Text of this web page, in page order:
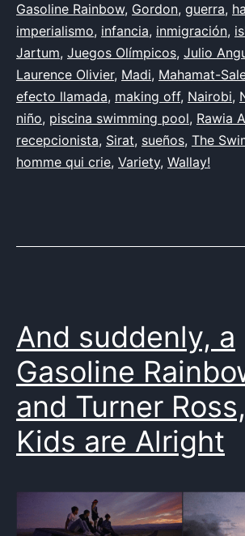
2026
Bélgica,
Chad,
Cox,
Dearden,
Egipto
España,
Francia,
Haroun,
Murnau,
Sembene
Sudán
UK,
USA,
vidral
Gasoline Rainbow, Gordon, guerra,
imperialismo, infancia, inmigración,
Jartum, Juegos Olímpicos, Julio
Laurence Olivier, Madi, Mahamat-
efecto llamada, making off, Nairobi,
niño, piscina swimming pool, Rawia
recepcionista, Sirat, sueños, The
homme qui crie, Variety, Wallay!
And suddenly, a
Gasoline
and Turner
Kids are Alright